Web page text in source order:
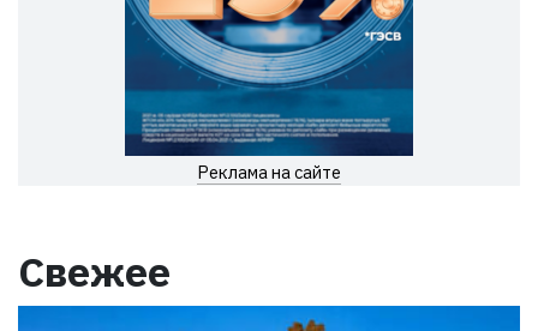
Реклама на сайте
Свежее